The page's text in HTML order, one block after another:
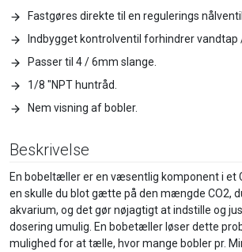
Fastgøres direkte til en regulerings nålventil.
Indbygget kontrolventil forhindrer vandtap
Passer til 4 / 6mm slange.
1/8 "NPT huntråd.
Nem visning af bobler.
Beskrivelse
En bobeltæller er en væsentlig komponent i et
en skulle du blot gætte på den mængde CO2,
akvarium, og det gør nøjagtigt at indstille og
dosering umulig. En bobetæller løser dette
mulighed for at tælle, hvor mange bobler pr.